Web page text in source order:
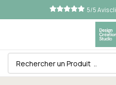
5/5 Avis